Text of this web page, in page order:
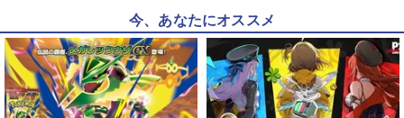
今、あなたにオススメ